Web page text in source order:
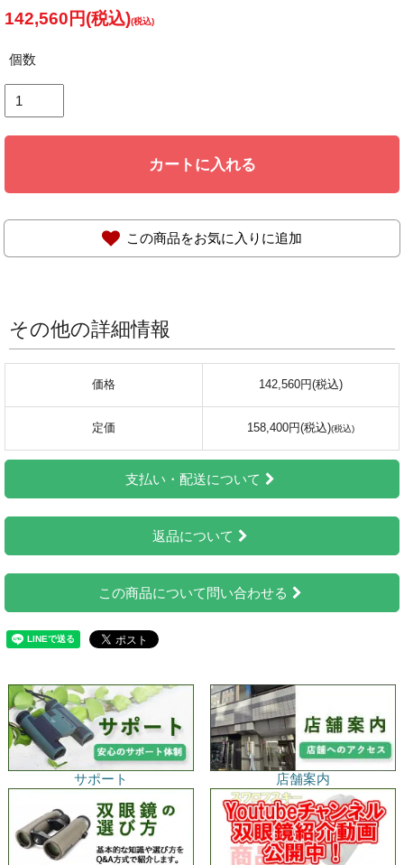
142,560円(税込)
個数
カートに入れる
この商品をお気に入りに追加
その他の詳細情報
価格 142,560円(税込)
定価 158,400円(税込)
支払い・配送について
返品について
この商品について問い合わせる
サポート 店舗案内